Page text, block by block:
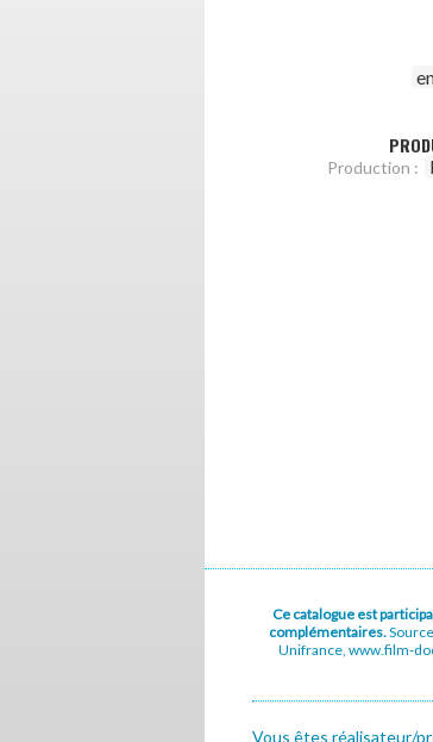
Production :
Ce catalogue est
complémentaires.
Unifrance, www.film-
Vous êtes réalisateur/